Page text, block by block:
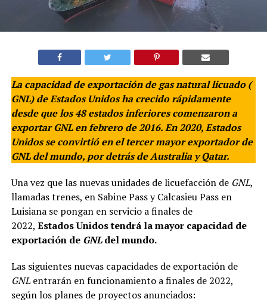
La capacidad de exportación de gas natural licuado (
GNL) de Estados Unidos ha crecido rápidamente
desde que los 48 estados inferiores comenzaron a
exportarGNLen febrero de 2016. En 2020, Estados
Unidos se convirtió en el tercer mayor exportador de
GNL del mundo, por detrás de Australia y Qatar.
Una vez que las nuevas unidades de licuefacción de GNL,
llamadas trenes, en Sabine Pass y Calcasieu Pass en
Luisiana se pongan en servicio a finales de
2022, Estados Unidos tendrá la mayor capacidad de
exportación de GNL del mundo.
Las siguientes nuevas capacidades de exportación de
GNLentrarán en funcionamiento a finales de 2022,
según los planes de proyectos anunciados: